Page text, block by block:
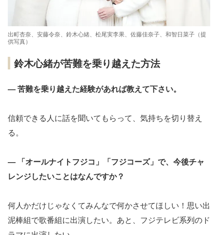
出町杏奈、安藤令奈、鈴木心緒、松尾実李果、佐藤佳奈子、和智日菜子（提
供写真）
鈴木心緒が苦難を乗り越えた方法
― 苦難を乗り越えた経験があれば教えて下さい。
信頼できる人に話を聞いてもらって、気持ちを切り替え
る。
― 「オールナイトフジコ」「フジコーズ」で、今後チャ
レンジしたいことはなんですか？
何人かだけじゃなくてみんなで何かさせてほしい！思い出
泥棒組で歌番組に出演したい。あと、フジテレビ系列のド